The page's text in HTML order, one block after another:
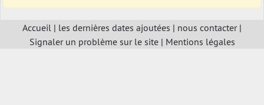
Accueil | les dernières dates ajoutées | nous contacter|
Signaler un problème sur le site| Mentions légales